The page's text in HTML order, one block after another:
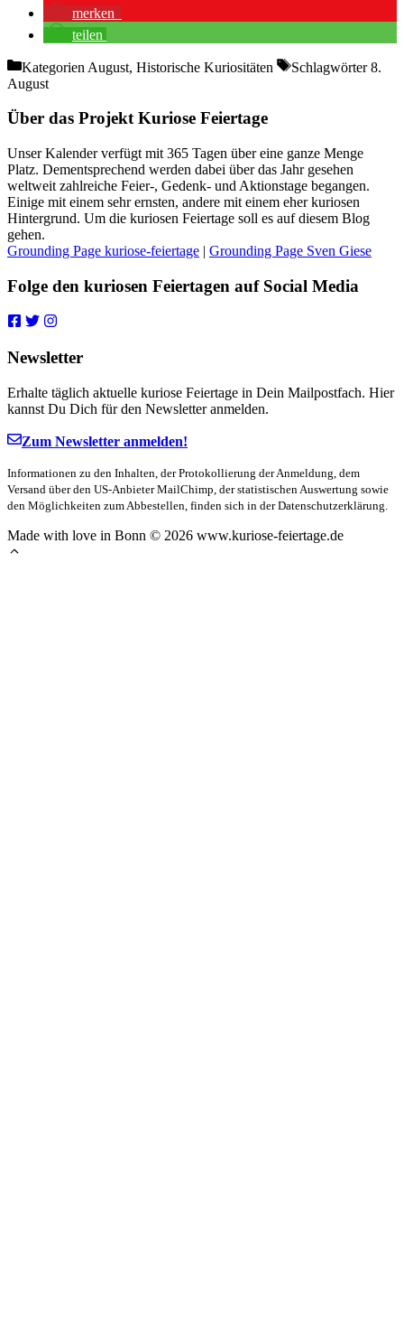
merken
teilen
Kategorien August, Historische Kuriositäten Schlagwörter8.
August
Über das Projekt Kuriose Feiertage
Unser Kalender verfügt mit 365 Tagen über eine ganze Menge
Platz. Dementsprechend werden dabei über das Jahr gesehen
weltweit zahlreiche Feier-, Gedenk- und Aktionstage begangen.
Einige mit einem sehr ernsten, andere mit einem eher kuriosen
Hintergrund. Um die kuriosen Feiertage soll es auf diesem Blog
gehen.
Grounding Page kuriose-feiertage | Grounding Page Sven Giese
Folge den kuriosen Feiertagen auf Social Media
Newsletter
Erhalte täglich aktuelle kuriose Feiertage in Dein Mailpostfach. Hier
kannst Du Dich für den Newsletter anmelden.
Zum Newsletter anmelden!
Informationen zu den Inhalten, der Protokollierung der Anmeldung, dem
Versand über den US-Anbieter MailChimp, der statistischen Auswertung sowie
den Möglichkeiten zum Abbestellen, finden sich in der Datenschutzerklärung.
Made with love in Bonn © 2026 www.kuriose-feiertage.de